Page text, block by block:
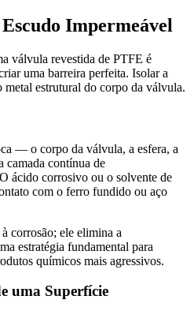
Impermeável
válvula revestida de PTFE é
uma barreira perfeita. Isolar a
metal estrutural do corpo da válvula.
— o corpo da válvula, a esfera, a
camada contínua de
ácido corrosivo ou o solvente de
com o ferro fundido ou aço
corrosão; ele elimina a
estratégia fundamental para
químicos mais agressivos.
uma Superfície